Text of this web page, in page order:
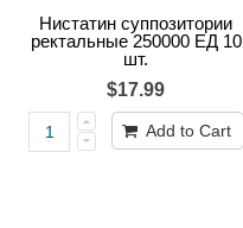
Нистатин суппозитории
ректальные 250000 ЕД 10
шт.
$17.99
Add to Cart